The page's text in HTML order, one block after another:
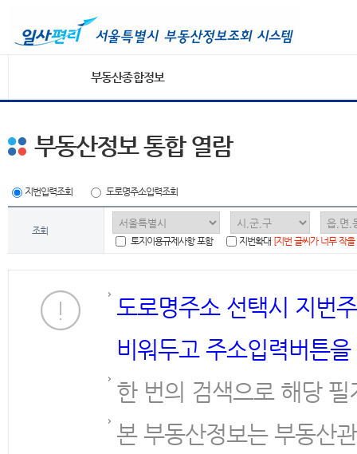
부동산종합정보
부동산정보 통합 열람
지번입력조회 도로명주소입력조회
조회
토지이용규제사항 포함
지번확대 [지번 글씨가 너무 작
도로명주소 선택시 지번
비워두고 주소입력버튼
한 번의 검색으로 해당
본 부동산정보는 부동산